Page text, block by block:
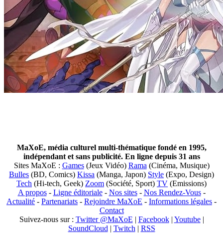
MaXoE, média culturel multi-thématique fondé en 1995,
indépendant et sans publicité. En ligne depuis 31 ans
Sites MaXoE : Games(Jeux Vidéo) Rama (Cinéma, Musique)
Bulles (BD, Comics) Kissa (Manga, Japon) Style (Expo, Design)
Tech (Hi-tech, Geek) Zoom (Société, Sport) TV (Emissions)
A propos- Ligne éditoriale- Nos sites- Nos Rendez-Vous-
Actualité - Partenariats - Rejoindre MaXoE - Informations légales -
Contact
Suivez-nous sur : Twitter @MaXoE | Facebook| Youtube|
SoundCloud | Twitch | RSS